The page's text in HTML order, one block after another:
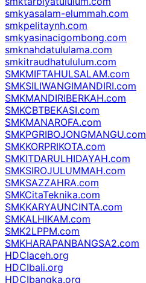
smkyasalam-elummah.com
smkpelitaynh.com
smkyasinacigombong.com
smknahdatululama.com
smkitraudhatululum.com
SMKMIFTAHULSALAM.com
SMKSILIWANGIMANDIRI.com
SMKMANDIRIBERKAH.com
SMKCBTBEKASI.com
SMKMANAROFA.com
SMKPGRIBOJONGMANGU.com
SMKKORPRIKOTA.com
SMKITDARULHIDAYAH.com
SMKSIROJULUMMAH.com
SMKSAZZAHRA.com
SMKCitaTeknika.com
SMKKARYAUNCINTA.com
SMKALHIKAM.com
SMK2LPPM.com
SMKHARAPANBANGSA2.com
HDCIaceh.org
HDCIbali.org
HDCIbangka.org